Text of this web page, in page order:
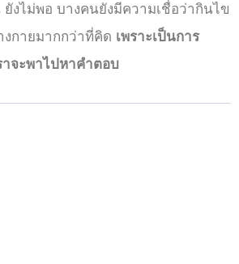
ยังไม่พอ บางคนยังมีความเชื่อว่ากินไข
กายมากกว่าที่คิด เพราะเป็นการ
จะพาไปหาคำตอบ